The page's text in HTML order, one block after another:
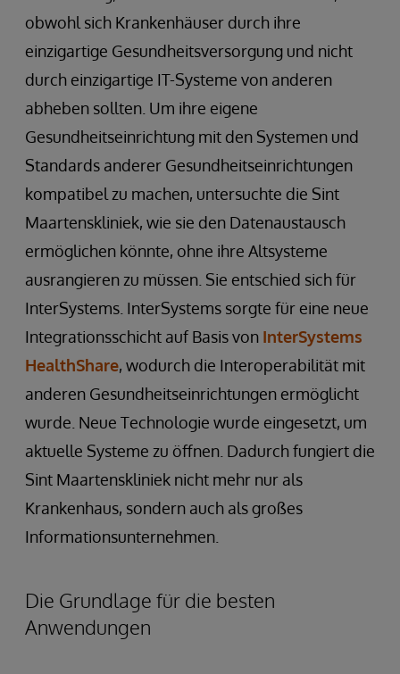
obwohl sich Krankenhäuser durch ihre
einzigartige Gesundheitsversorgung und nicht
durch einzigartige IT-Systeme von anderen
abheben sollten. Um ihre eigene
Gesundheitseinrichtung mit den Systemen und
Standards anderer Gesundheitseinrichtungen
kompatibel zu machen, untersuchte die Sint
Maartenskliniek, wie sie den Datenaustausch
ermöglichen könnte, ohne ihre Altsysteme
ausrangieren zu müssen. Sie entschied sich für
InterSystems. InterSystems sorgte für eine neue
Integrationsschicht auf Basis von InterSystems
HealthShare, wodurch die Interoperabilität mit
anderen Gesundheitseinrichtungen ermöglicht
wurde. Neue Technologie wurde eingesetzt, um
aktuelle Systeme zu öffnen. Dadurch fungiert die
Sint Maartenskliniek nicht mehr nur als
Krankenhaus, sondern auch als großes
Informationsunternehmen.
Die Grundlage für die besten
Anwendungen